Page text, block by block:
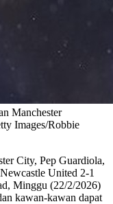
Manchester
Images/Robbie
City, Pep Guardiola,
United 2-1
Minggu (22/2/2026)
kawan-kawan dapat